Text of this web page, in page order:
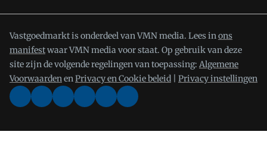
Vastgoedmarkt is onderdeel van VMN media. Lees inons
manifestwaar VMN media voor staat. Op gebruik van deze
site zijn de volgende regelingen van toepassing: Algemene
VoorwaardenenPrivacy en Cookie beleid Privacy instellingen